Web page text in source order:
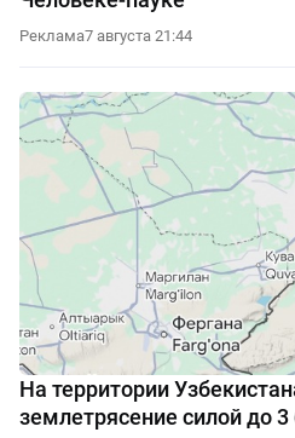
Реклама7 августа 21:44
На территории
землетрясение силой до 3